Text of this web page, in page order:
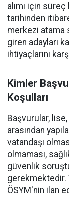
alımı için
tarihinden
merkezi atama
giren adayları
ihtiyaçlarını
Kimler
Koşulları
Başvurular,
arasından
vatandaşı
olmaması,
güvenlik
gerekmektedir.
ÖSYM'nin ilan